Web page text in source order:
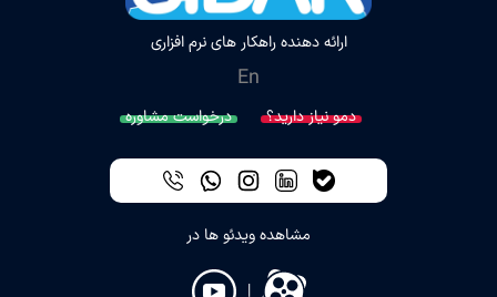
ارائه دهنده راهکار های نرم افزاری
En
دمو نیاز دارید؟ درخواست مشاوره
مشاهده ویدئو ها در
|